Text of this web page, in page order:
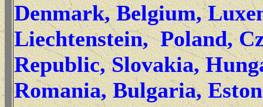
Denmark, Belgium,
Liechtenstein, Poland,
Republic, Slovakia,
Romania, Bulgaria,